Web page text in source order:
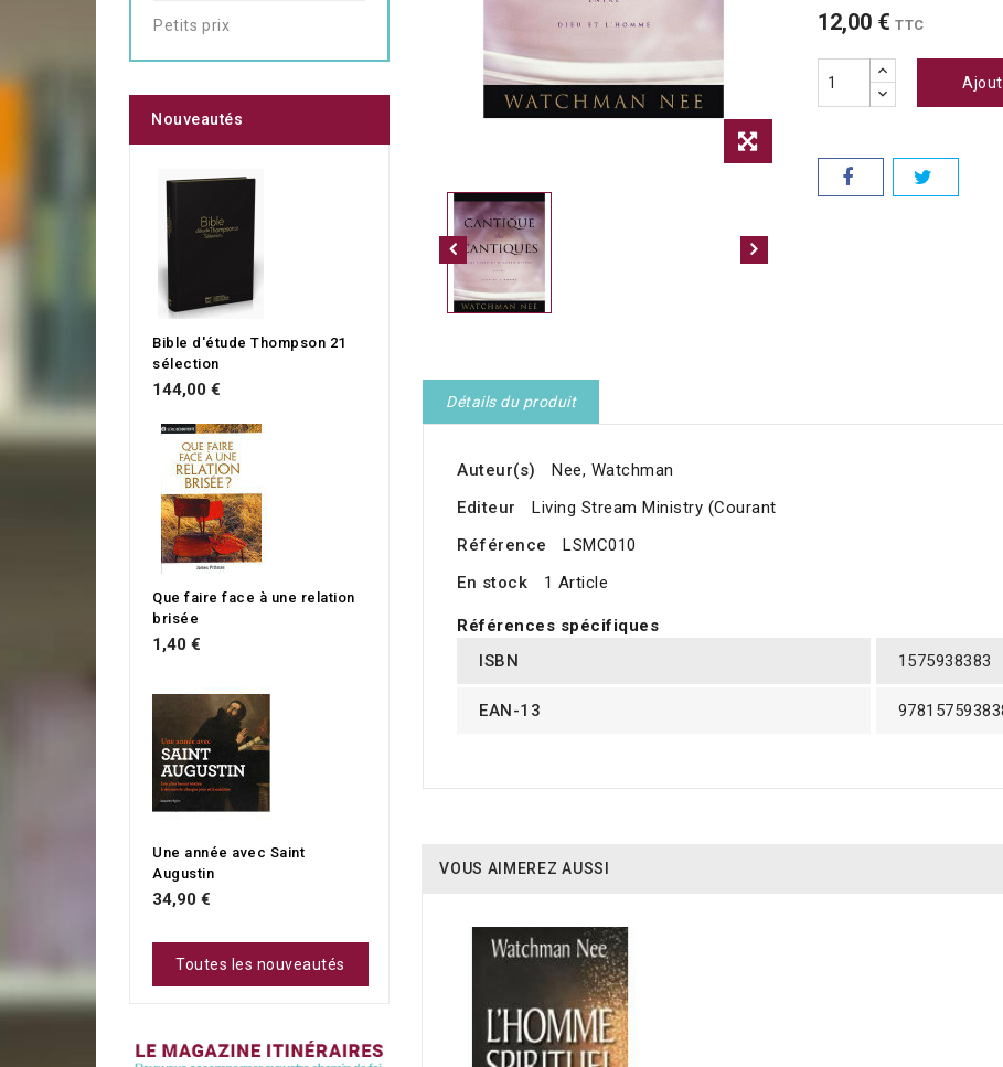
12,00 € TTC
Détails du produit
Auteur(s)
Nee, Watchman
Editeur
Living Stream Ministry (Courant
Référence
LSMC010
En stock
1 Article
Références spécifiques
ISBN
1575938383
EAN-13
VOUS AIMEREZ AUSSI
Petits prix
Nouveautés
Bible d'étude Thompson 21
sélection
144,00 €
Que faire face à une relation
brisée
1,40 €
Une année avec Saint
Augustin
34,90 €
Toutes les nouveautés